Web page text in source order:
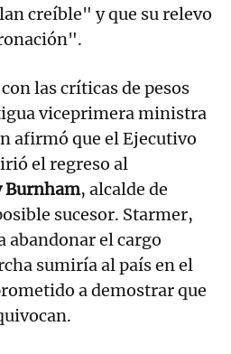
creíble" y que su relevo
las críticas de pesos
viceprimera ministra
afirmó que el Ejecutivo
el regreso al
Burnham, alcalde de
sucesor. Starmer,
abandonar el cargo
sumiría al país en el
a demostrar que